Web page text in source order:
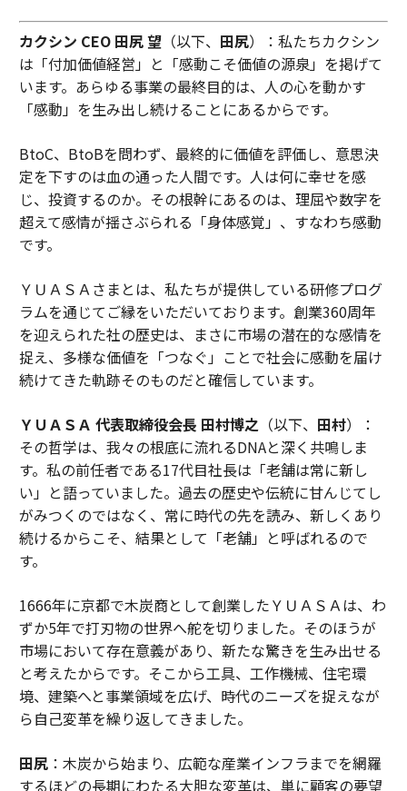
カクシン CEO 田尻 望（以下、 田尻）：私たちカクシン
は「付加価値経営」と「感動こそ価値の源泉」を掲げて
います。あらゆる事業の最終目的は、人の心を動かす
「感動」を生み出し続けることにあるからです。
BtoC、BtoBを問わず、最終的に価値を評価し、意思決
定を下すのは血の通った人間です。人は何に幸せを感
じ、投資するのか。その根幹にあるのは、理屈や数字を
超えて感情が揺さぶられる「身体感覚」、すなわち感動
です。
ＹＵＡＳＡさまとは、私たちが提供している研修プログ
ラムを通じてご縁をいただいております。創業360周年
を迎えられた社の歴史は、まさに市場の潜在的な感情を
捉え、多様な価値を「つなぐ」ことで社会に感動を届け
続けてきた軌跡そのものだと確信しています。
ＹＵＡＳＡ 代表取締役会長 田村博之（以下、 田村）：
その哲学は、我々の根底に流れるDNAと深く共鳴しま
す。私の前任者である17代目社長は「老舗は常に新し
い」と語っていました。過去の歴史や伝統に甘んじてし
がみつくのではなく、常に時代の先を読み、新しくあり
続けるからこそ、結果として「老舗」と呼ばれるので
す。
1666年に京都で木炭商として創業したＹＵＡＳＡは、わ
ずか5年で打刃物の世界へ舵を切りました。そのほうが
市場において存在意義があり、新たな驚きを生み出せる
と考えたからです。そこから工具、工作機械、住宅環
境、建築へと事業領域を広げ、時代のニーズを捉えなが
ら自己変革を繰り返してきました。
田尻：木炭から始まり、広範な産業インフラまでを網羅
するほどの長期にわたる大胆な変革は、単に顧客の要望